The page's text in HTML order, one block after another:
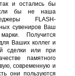
и остались бы
бы не наша
FLASH-
сувениров Ваш
Получится
Ваших коллег и
сделки или при
памятного
современную и
они пользуются